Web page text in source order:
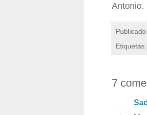
Antonio.
Etiquetas:
7